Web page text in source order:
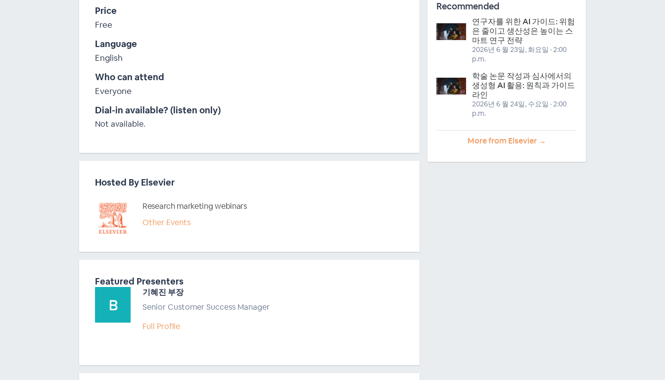
Recommended
연구자를 위한 AI 가이드: 위험
은 줄이고 생산성은 높이는 스
마트 연구 전략
2026년 6 월 23일, 화요일 · 2:00
p.m.
학술 논문 작성과 심사에서의
생성형 AI 활용: 원칙과 가이드
라인
2026년 6 월 24일, 수요일 · 2:00
p.m.
More from Elsevier →
Price
Free
Language
English
Who can attend
Everyone
Dial-in available? (listen only)
Not available.
Hosted By Elsevier
Research marketing webinars
Other Events
Featured Presenters
기혜진 부장
Senior Customer Success Manager
Full Profile